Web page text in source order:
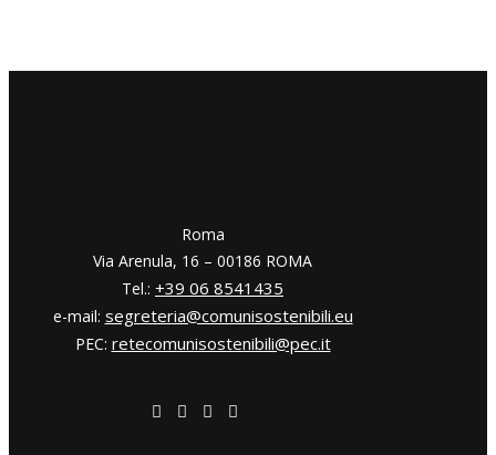
​​Roma
Via Arenula, 16 – 00186 ROMA
Tel.: +39 06 8541435
e-mail: segreteria@comunisostenibili.eu
PEC: retecomunisostenibili@pec.it